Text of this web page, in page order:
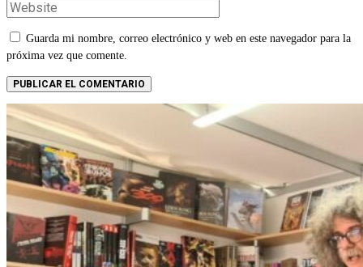
Guarda mi nombre, correo electrónico y web en este navegador para la
próxima vez que comente.